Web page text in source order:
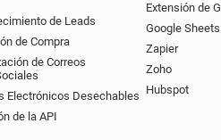
de Leads
de Compra
de Correos
Electrónicos Desechables
de la API
Extensión de
Google Sheets
Zapier
Zoho
Hubspot